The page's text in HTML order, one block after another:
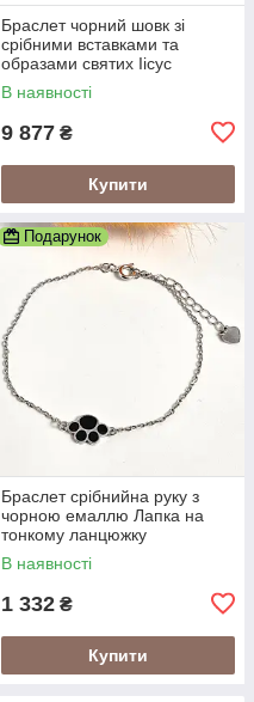
Браслет чорний шовк зі
срібними вставками та
образами святих Іісус
Христос
В наявності
9 877 ₴
Купити
Подарунок
Браслет срібнийна руку з
чорною емаллю Лапка на
тонкому ланцюжку
В наявності
1 332 ₴
Купити